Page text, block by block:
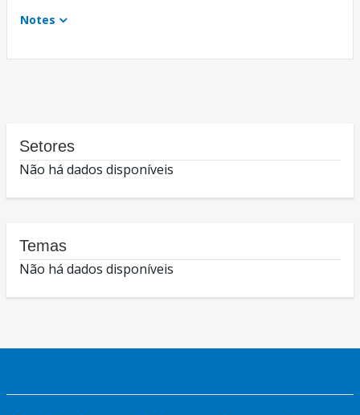
Notes
Setores
Não há dados disponíveis
Temas
Não há dados disponíveis